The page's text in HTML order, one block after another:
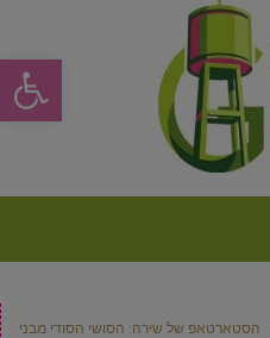
פתח
הסטארטאפ של שירה: הסושי הסודי מבני